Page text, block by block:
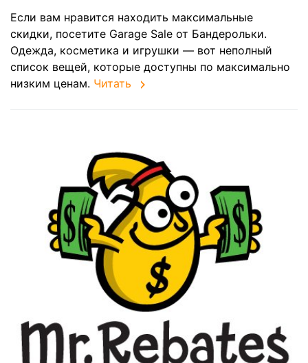
Если вам нравится находить максимальные
скидки, посетите Garage Sale от Бандерольки.
Одежда, косметика и игрушки — вот неполный
список вещей, которые доступны по максимально
низким ценам. Читать